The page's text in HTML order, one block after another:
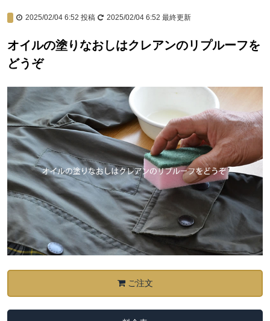
2025/02/04 6:52 投稿 2025/02/04 6:52 最終更新
オイルの塗りなおしはクレアンのリプルーフを
どうぞ
ご注文